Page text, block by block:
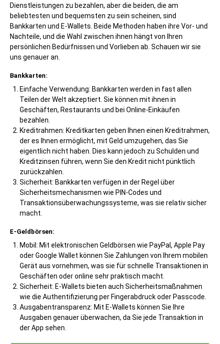
Dienstleistungen zu bezahlen, aber die beiden, die am
beliebtesten und bequemsten zu sein scheinen, sind
Bankkarten und E-Wallets. Beide Methoden haben ihre Vor- und
Nachteile, und die Wahl zwischen ihnen hängt von Ihren
persönlichen Bedürfnissen und Vorlieben ab. Schauen wir sie
uns genauer an.
Bankkarten:
Einfache Verwendung: Bankkarten werden in fast allen
Teilen der Welt akzeptiert. Sie können mit ihnen in
Geschäften, Restaurants und bei Online-Einkäufen
bezahlen.
Kreditrahmen: Kreditkarten geben Ihnen einen Kreditrahmen,
der es Ihnen ermöglicht, mit Geld umzugehen, das Sie
eigentlich nicht haben. Dies kann jedoch zu Schulden und
Kreditzinsen führen, wenn Sie den Kredit nicht pünktlich
zurückzahlen.
Sicherheit: Bankkarten verfügen in der Regel über
Sicherheitsmechanismen wie PIN-Codes und
Transaktionsüberwachungssysteme, was sie relativ sicher
macht.
E-Geldbörsen:
Mobil: Mit elektronischen Geldbörsen wie PayPal, Apple Pay
oder Google Wallet können Sie Zahlungen von Ihrem mobilen
Gerät aus vornehmen, was sie für schnelle Transaktionen in
Geschäften oder online sehr praktisch macht.
Sicherheit: E-Wallets bieten auch Sicherheitsmaßnahmen
wie die Authentifizierung per Fingerabdruck oder Passcode.
Ausgabentransparenz: Mit E-Wallets können Sie Ihre
Ausgaben genauer überwachen, da Sie jede Transaktion in
der App sehen.